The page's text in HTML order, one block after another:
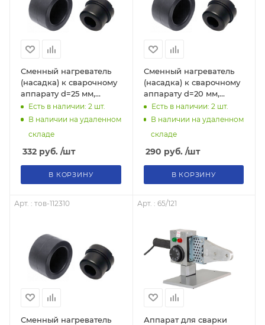
Сменный нагреватель
(насадка) к сварочному
аппарату d=25 мм,
тов-112312
Есть в наличии: 2 шт.
В наличии на удаленном
складе
332 руб. /шт
В КОРЗИНУ
Сменный нагреватель
(насадка) к сварочному
аппарату d=20 мм,
тов-034836
Есть в наличии: 2шт.
В наличии на удаленном
складе
290 руб. /шт
В КОРЗИНУ
Арт. : тов-112310
Сменный нагреватель
Арт. : 65/121
Аппарат для сварки